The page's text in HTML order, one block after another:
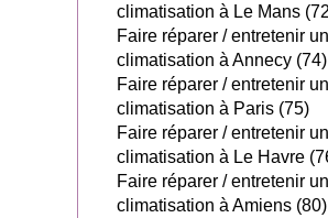
climatisation à Le Mans
Faire réparer / entretenir
climatisation à Annecy (74)
Faire réparer / entretenir
climatisation à Paris (75)
Faire réparer / entretenir
climatisation à Le Havre
Faire réparer / entretenir
climatisation à Amiens (80)